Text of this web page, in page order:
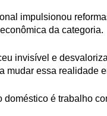
impulsionou
da categoria.
invisível e
mudar essa realidade
é trabalho